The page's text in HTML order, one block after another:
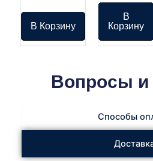
В Корзину
В
Корзину
Вопросы и
Способы